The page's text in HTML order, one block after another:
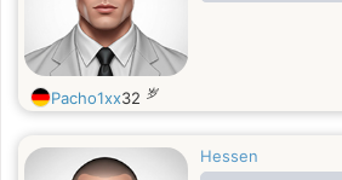
Pacho1xx32 岁
Hessen